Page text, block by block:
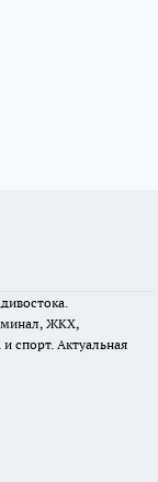
ЖКХ,
спорт. Актуальная